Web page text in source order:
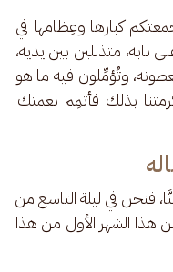
كبارها وعِظامها في
بابه، متذللين بين يديه،
وتُؤمِّلون فيه ما هو
بذلك فأتمِم نعمتك
فنحن في ليلة التاسع من
هذا الشهر الأول من هذا